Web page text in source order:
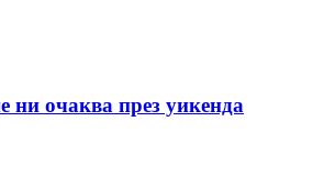
ни очаква през уикенда